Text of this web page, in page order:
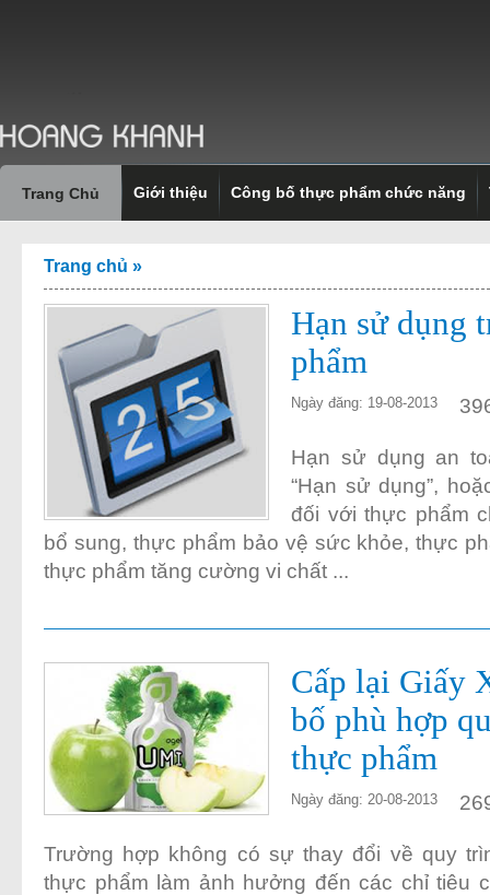
Hạn sử dụng
phẩm
Ngày đăng: 19-08-2013
Hạn sử dụng an
“Hạn sử dụng”,
đối với thực phẩm
bổ sung, thực phẩm bảo vệ sức khỏe, thực
thực phẩm tăng cường vi chất ...
Cấp lại Giấy
bố phù hợp
thực phẩm
Ngày đăng: 20-08-2013
Trường hợp không có sự thay đổi về quy
thực phẩm làm ảnh hưởng đến các chỉ tiêu
Trang chủ »
Trang Chủ Giới thiệu Công bố thực phẩm chức năng